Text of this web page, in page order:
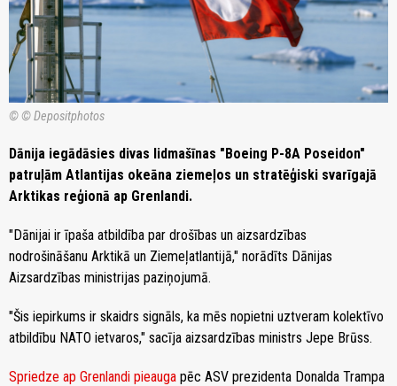
© © Depositphotos
Dānija iegādāsies divas lidmašīnas "Boeing P-8A Poseidon"
patruļām Atlantijas okeāna ziemeļos un stratēģiski svarīgajā
Arktikas reģionā ap Grenlandi.
"Dānijai ir īpaša atbildība par drošības un aizsardzības
nodrošināšanu Arktikā un Ziemeļatlantijā," norādīts Dānijas
Aizsardzības ministrijas paziņojumā.
"Šis iepirkums ir skaidrs signāls, ka mēs nopietni uztveram kolektīvo
atbildību NATO ietvaros," sacīja aizsardzības ministrs Jepe Brūss.
Spriedze ap Grenlandi pieauga pēc ASV prezidenta Donalda Trampa